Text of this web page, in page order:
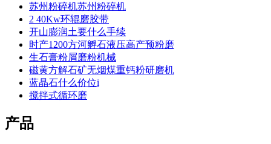
苏州粉碎机苏州粉碎机
2 40Kw环辊磨胶带
开山膨润土要什么手续
时产1200方河孵石液压高产预粉磨
生石膏粉屑磨粉机械
磁黄方解石矿无烟煤重钙粉研磨机
蓝晶石什么价位i
搅拌式循环磨
产品